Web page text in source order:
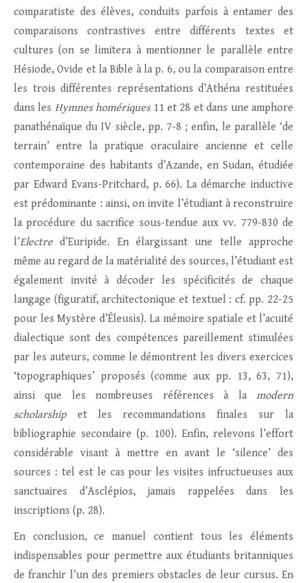
comparatiste des élèves, conduits parfois à entamer des
comparaisons contrastives entre différents textes et
cultures (on se limitera à mentionner le parallèle entre
Hésiode, Ovide et la Bible à la p. 6, ou la comparaison entre
les trois différentes représentations d’Athéna restituées
dans les Hymnes homériques11 et 28 et dans une amphore
panathénaïque du IV siècle, pp. 7-8 ; enfin, le parallèle ‘de
terrain’ entre la pratique oraculaire ancienne et celle
contemporaine des habitants d’Azande, en Sudan, étudiée
par Edward Evans-Pritchard, p. 66). La démarche inductive
est prédominante : ainsi, on invite l’étudiant à reconstruire
la procédure du sacrifice sous-tendue aux vv. 779-830 de
l’Electre d’Euripide. En élargissant une telle approche
même au regard de la matérialité des sources, l’étudiant est
également invité à décoder les spécificités de chaque
langage (figuratif, architectonique et textuel : cf. pp. 22-25
pour les Mystère d’Éleusis). La mémoire spatiale et l’acuité
dialectique sont des compétences pareillement stimulées
par les auteurs, comme le démontrent les divers exercices
‘topographiques’ proposés (comme aux pp. 13, 63, 71),
ainsi que les nombreuses références à la modern
scholarshipet les recommandations finales sur la
bibliographie secondaire (p. 100). Enfin, relevons l’effort
considérable visant à mettre en avant le ‘silence’ des
sources : tel est le cas pour les visites infructueuses aux
sanctuaires d’Asclépios, jamais rappelées dans les
inscriptions (p. 28).
En conclusion, ce manuel contient tous les éléments
indispensables pour permettre aux étudiants britanniques
de franchir l’un des premiers obstacles de leur cursus. En